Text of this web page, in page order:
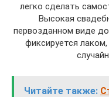
легко сделать
Высокая
первозданном виде
фиксируется
Читайте также: